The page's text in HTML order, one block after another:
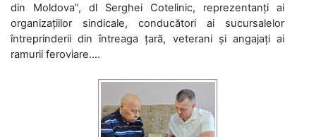
din Moldova”, dl Serghei Cotelinic, reprezentanți ai
organizațiilor sindicale, conducători ai sucursalelor
întreprinderii din întreaga țară, veterani și angajați ai
ramurii feroviare....